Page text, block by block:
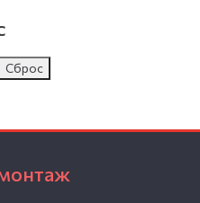
Сброс